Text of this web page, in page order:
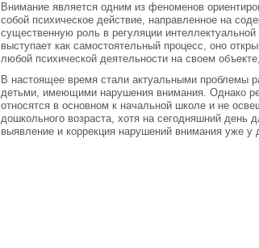
Внимание является одним из феноменов
собой психическое действие, направленное на
существенную роль в регуляции
выступает как самостоятельный процесс, оно
любой психической деятельности на своем
В настоящее время стали актуальными проблемы
детьми, имеющими нарушения внимания. Однако
относятся в основном к начальной школе и не
дошкольного возраста, хотя на сегодняшний день
выявление и коррекция нарушений внимания уже у